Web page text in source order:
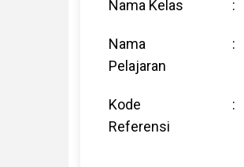
Nama Kelas :
Nama
Pelajaran
:
Kode
Referensi
: